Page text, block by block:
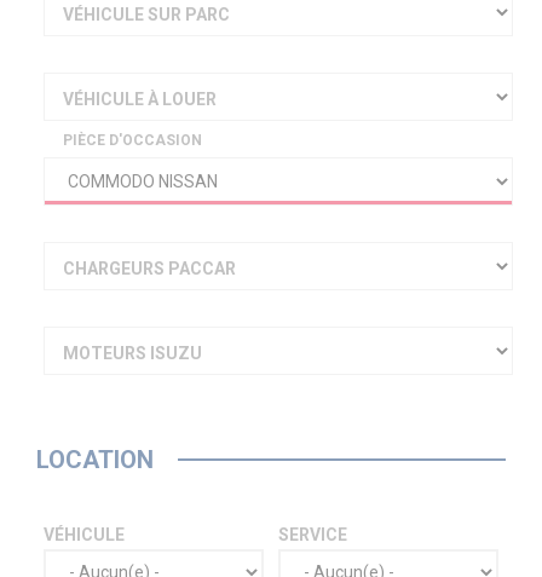
VÉHICULE SUR PARC
VÉHICULE À LOUER
PIÈCE D'OCCASION
CHARGEURS PACCAR
MOTEURS ISUZU
LOCATION
VÉHICULE SERVICE